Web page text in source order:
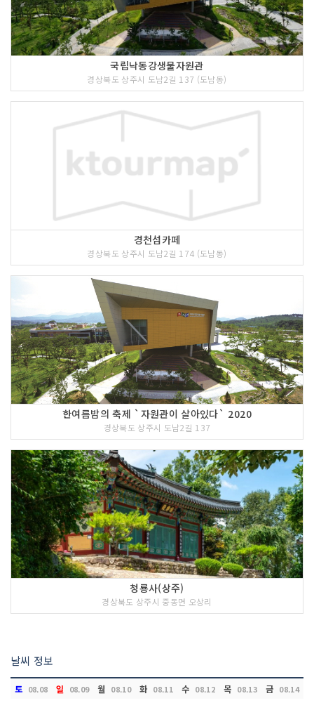
국립낙동강생물자원관
경상북도 상주시 도남2길 137 (도남동)
경천섬카페
경상북도 상주시 도남2길 174 (도남동)
한여름밤의 축제 `자원관이 살아있다` 2020
경상북도 상주시 도남2길 137
청룡사(상주)
경상북도 상주시 중동면 오상리
날씨 정보
토 08.08 일 08.09 월 08.10 화 08.11 수 08.12 목 08.13 금 08.14